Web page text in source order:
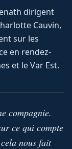
dirigent
Cauvin,
sur les
en rendez-
et le Var Est.
compagnie.
ce qui compte
nous fait